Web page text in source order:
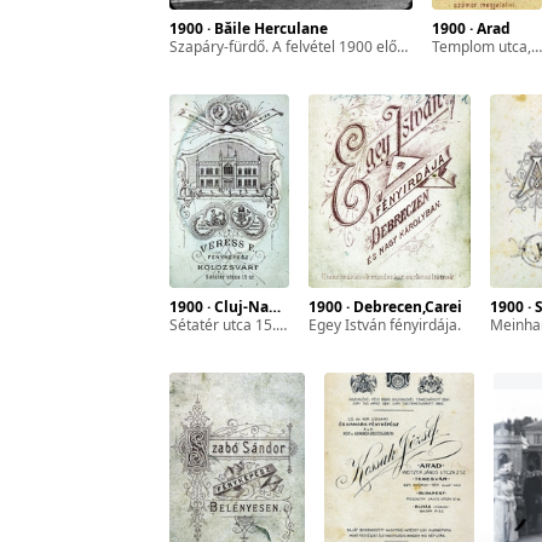
1900 · Băile Herculane
Szapáry-fürdő. A felvétel 1900 előtt készült. A kép forrását kérjük így adja meg: Fortepan / MMKM. Levéltári jelzet: MMKM TTFGY 2019.1.
1900 · Arad
Templom utca, a Zárda kertben, Drescher és Weisz fényképészek.
1900 · Cluj-Napoca
Sétatér utca 15., Veress Ferenc fényképész.
1900 · Debrecen,Carei
Egey István fényirdája.
1900